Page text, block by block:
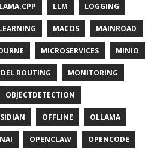
LLM LOGGING
MACOS MAINROAD
MICROSERVICES MINIO
ROUTING MONITORING
OBJECTDETECTION
OFFLINE OLLAMA
OPENCLAW OPENCODE